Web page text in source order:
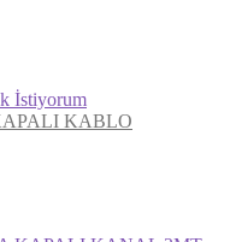
İstiyorum
KABLO